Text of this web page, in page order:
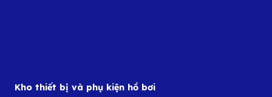
Kho thiết bị và phụ kiện hồ bơi